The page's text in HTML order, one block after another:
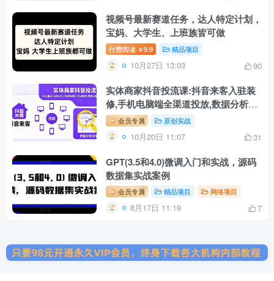
视频号最新赛道任务，达人特定计划，
宝妈、大学生、上班族皆可做
付费阅读 ￥9.9 精品项目
10月27日 13:03 90
实体商家抖音投流课:抖音来客入驻装
修,手机电脑端全渠道投放,数据分析优
化会员专属 原创实战
10月20日 11:07 31
GPT(3.5和4.0)微调入门和实战，源码
数据集实战案例
会员专属 精品项目 网络项目
8月17日 11:19 7